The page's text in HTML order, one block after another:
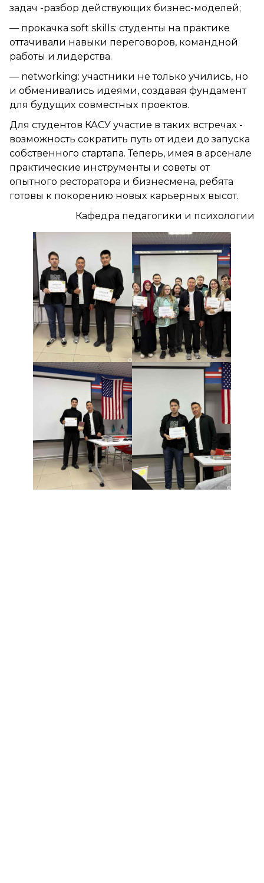
задач -разбор действующих бизнес-моделей;
— прокачка soft skills: студенты на практике
оттачивали навыки переговоров, командной
работы и лидерства.
— networking: участники не только учились, но
и обменивались идеями, создавая фундамент
для будущих совместных проектов.
Для студентов КАСУ участие в таких встречах -
возможность сократить путь от идеи до запуска
собственного стартапа. Теперь, имея в арсенале
практические инструменты и советы от
опытного ресторатора и бизнесмена, ребята
готовы к покорению новых карьерных высот.
Кафедра педагогики и психологии